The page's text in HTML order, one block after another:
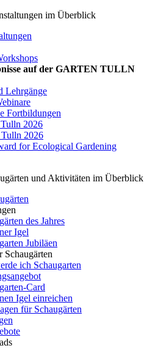
im Überblick
auf der GARTEN TULLN
Lehrgänge
Fortbildungen
2026
2026
for Ecological Gardening
und Aktivitäten im Überblick
des Jahres
Igel
Jubiläen
Schaugärten
ich Schaugarten
Card
Igel einreichen
für Schaugärten